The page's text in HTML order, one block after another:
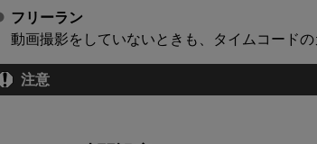
フリーラン
動画撮影をしていないときも、タイムコードの
注意